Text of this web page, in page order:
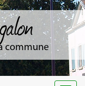
commune